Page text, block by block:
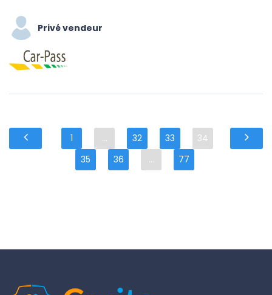
Privé vendeur
1 ... 32 33
34
35
36 ... 77